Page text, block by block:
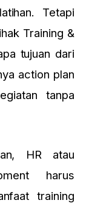
Tetapi
Training &
tujuan dari
action plan
tanpa
HR atau
harus
training